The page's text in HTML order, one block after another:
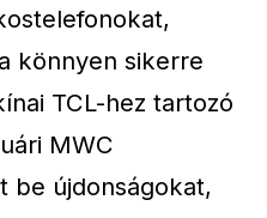
könnyen sikerre
TCL-hez tartozó
MWC
be újdonságokat,